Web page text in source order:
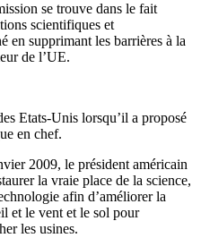
se trouve dans le fait
scientifiques et
en supprimant les barrières à la
de l’UE.
Etats-Unis lorsqu’il a proposé
en chef.
2009, le président américain
la vraie place de la science,
afin d’améliorer la
et le vent et le sol pour
les usines.